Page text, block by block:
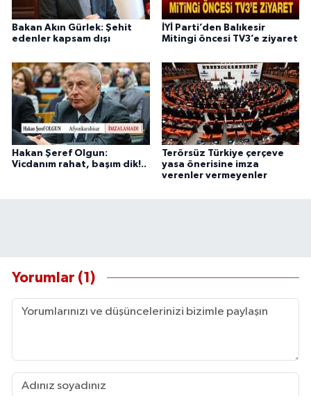
Bakan Akın Gürlek: Şehit
edenler kapsam dışı
İYİ Parti’den Balıkesir
Mitingi öncesi TV3’e ziyaret
Hakan Şeref Olgun:
Vicdanım rahat, başım dik!..
Terörsüz Türkiye çerçeve
yasa önerisine imza
verenler vermeyenler
Yorumlar (1)